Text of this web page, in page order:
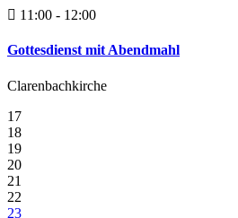
11:00 - 12:00
Gottesdienst mit Abendmahl
Clarenbachkirche
17
18
19
20
21
22
23